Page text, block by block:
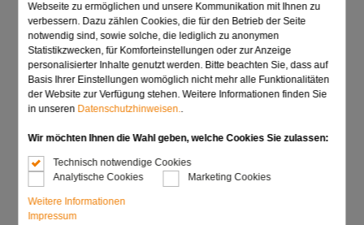
Webseite zu ermöglichen und unsere Kommunikation mit Ihnen zu
verbessern. Dazu zählen Cookies, die für den Betrieb der Seite
notwendig sind, sowie solche, die lediglich zu anonymen
Statistikzwecken, für Komforteinstellungen oder zur Anzeige
personalisierter Inhalte genutzt werden. Bitte beachten Sie, dass auf
Basis Ihrer Einstellungen womöglich nicht mehr alle Funktionalitäten
der Website zur Verfügung stehen. Weitere Informationen finden Sie
in unseren Datenschutzhinweisen..
Wir möchten Ihnen die Wahl geben, welche Cookies Sie zulassen:
Technisch notwendige Cookies
Analytische Cookies
Marketing Cookies
Weitere Informationen
Impressum
13. Dezember 2023
Unsere neue Ausgabe
der Schwanog News ist
online!